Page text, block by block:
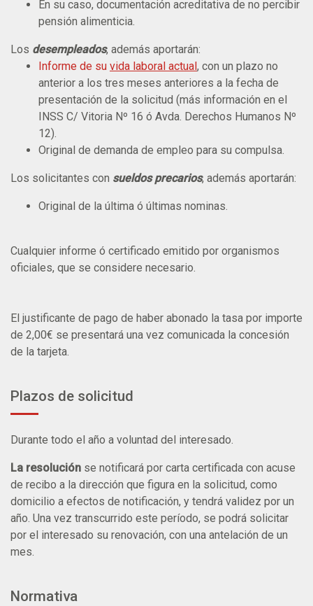
En su caso, documentación acreditativa de no percibir
pensión alimenticia.
Los desempleados, además aportarán:
Informe de su vida laboral actual, con un plazo no
anterior a los tres meses anteriores a la fecha de
presentación de la solicitud (más información en el
INSS C/ Vitoria Nº 16 ó Avda. Derechos Humanos Nº
12).
Original de demanda de empleo para su compulsa.
Los solicitantes con sueldos precarios, además aportarán:
Original de la última ó últimas nominas.
Cualquier informe ó certificado emitido por organismos
oficiales, que se considere necesario.
El justificante de pago de haber abonado la tasa por importe
de 2,00€ se presentará una vez comunicada la concesión
de la tarjeta.
Plazos de solicitud
Durante todo el año a voluntad del interesado.
La resolución se notificará por carta certificada con acuse
de recibo a la dirección que figura en la solicitud, como
domicilio a efectos de notificación, y tendrá validez por un
año. Una vez transcurrido este período, se podrá solicitar
por el interesado su renovación, con una antelación de un
mes.
Normativa